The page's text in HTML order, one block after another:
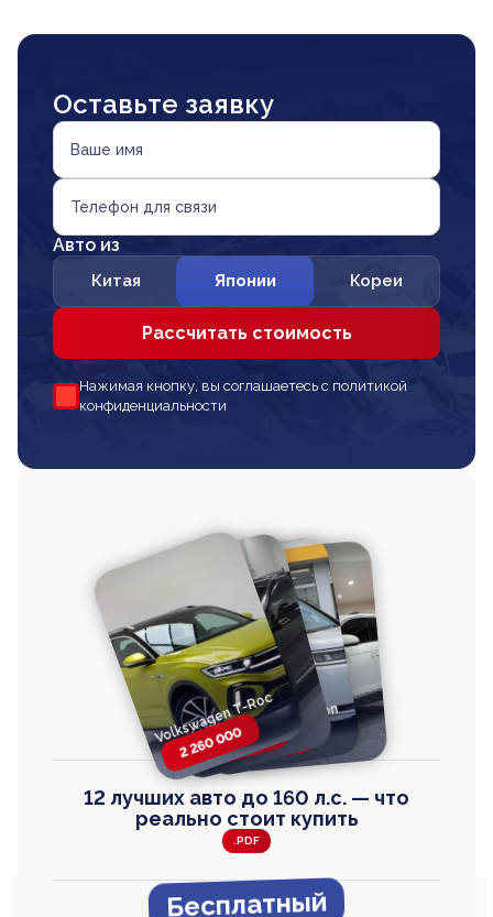
Оставьте заявку
Ваше имя
Телефон для связи
Авто из
Китая Японии Кореи
Рассчитать стоимость
Нажимая кнопку, вы соглашаетесь с политикой
конфиденциальности
Volkswagen T-Roc
2 260 000
Toyota Harrier
2 820 000
Honda Step Wagon
2 820 000
Volkswagen
TAYRON
2 670 000
12 лучших авто до 160 л.с. — что
реально стоит купить
.PDF
Бесплатный